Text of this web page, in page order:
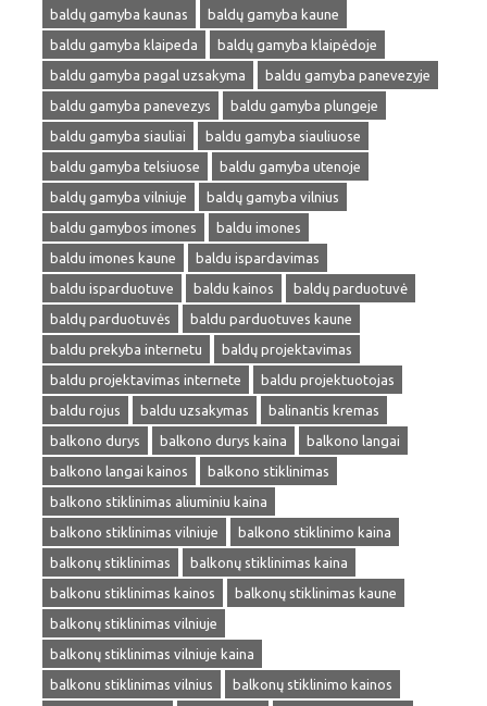
baldų gamyba kaunas
baldų gamyba kaune
baldu gamyba klaipeda
baldų gamyba klaipėdoje
baldu gamyba pagal uzsakyma
baldu gamyba panevezyje
baldu gamyba panevezys
baldu gamyba plungeje
baldu gamyba siauliai
baldu gamyba siauliuose
baldu gamyba telsiuose
baldu gamyba utenoje
baldų gamyba vilniuje
baldų gamyba vilnius
baldu gamybos imones
baldu imones
baldu imones kaune
baldu ispardavimas
baldu isparduotuve
baldu kainos
baldų parduotuvė
baldų parduotuvės
baldu parduotuves kaune
baldu prekyba internetu
baldų projektavimas
baldu projektavimas internete
baldu projektuotojas
baldu rojus
baldu uzsakymas
balinantis kremas
balkono durys
balkono durys kaina
balkono langai
balkono langai kainos
balkono stiklinimas
balkono stiklinimas aliuminiu kaina
balkono stiklinimas vilniuje
balkono stiklinimo kaina
balkonų stiklinimas
balkonų stiklinimas kaina
balkonu stiklinimas kainos
balkonų stiklinimas kaune
balkonų stiklinimas vilniuje
balkonų stiklinimas vilniuje kaina
balkonu stiklinimas vilnius
balkonų stiklinimo kainos